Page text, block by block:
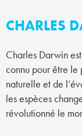
CHARLES
Charles Darwin
connu pour être le
naturelle et de
les espèces
révolutionné le